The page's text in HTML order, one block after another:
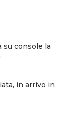
su console la
in arrivo in